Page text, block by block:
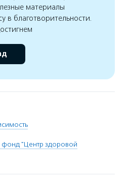
материалы
в благотворительности.
фонд "Центр здоровой